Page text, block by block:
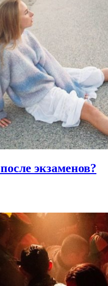
после экзаменов?